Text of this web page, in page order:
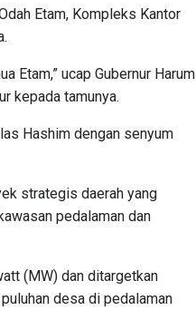
Etam, Kompleks Kantor
Etam,” ucap Gubernur Harum
kepada tamunya.
Hashim dengan senyum
strategis daerah yang
pedalaman dan
(MW) dan ditargetkan
desa di pedalaman